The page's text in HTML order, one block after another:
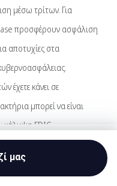
μέσω τρίτων. Για
προσφέρουν ασφάλιση
αποτυχίες στα
έχετε κάνει σε
μπορεί να είναι
κάλυψη FDIC.
μας